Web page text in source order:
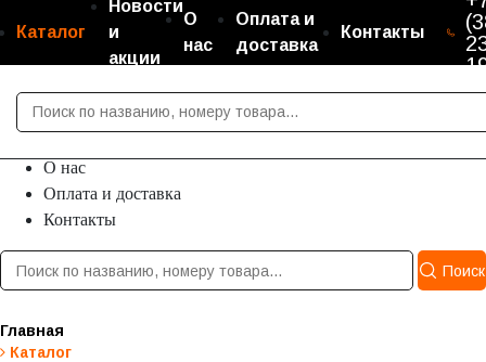
Каталог
Новости
и
акции
О
нас
Оплата и
доставка
Контакты
Каталог
О нас
Оплата и доставка
Контакты
Поиск
Главная
Каталог